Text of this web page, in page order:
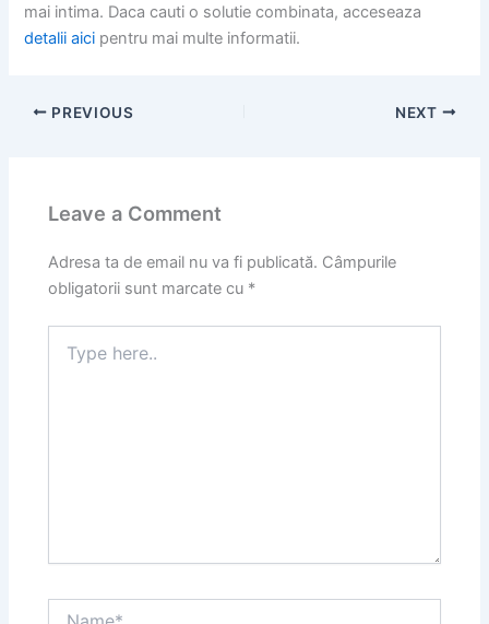
mai intima. Daca cauti o solutie combinata, acceseaza
detalii aici pentru mai multe informatii.
PREVIOUS NEXT
Leave a Comment
Adresa ta de email nu va fi publicată. Câmpurile
obligatorii sunt marcate cu *
here..